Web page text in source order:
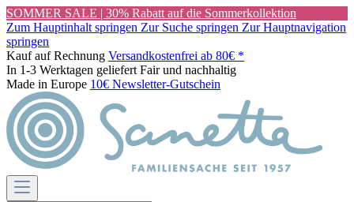
SOMMER SALE | 30% Rabatt auf die Sommerkollektion
Zum Hauptinhalt springen Zur Suche springen Zur Hauptnavigation
springen
Kauf auf Rechnung Versandkostenfrei ab 80€ *
In 1-3 Werktagen geliefert Fair und nachhaltig
Made in Europe 10€ Newsletter-Gutschein